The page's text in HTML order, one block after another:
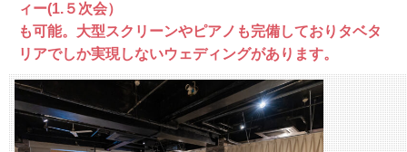
ィー(1.５次会）
も可能。大型スクリーンやピアノも完備しておりタベタ
リアでしか実現しないウェディングがあります。